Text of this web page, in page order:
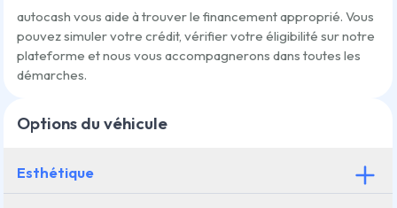
autocash vous aide à trouver le financement approprié. Vous
pouvez simuler votre crédit, vérifier votre éligibilité sur notre
plateforme et nous vous accompagnerons dans toutes les
démarches.
Options du véhicule
Esthétique